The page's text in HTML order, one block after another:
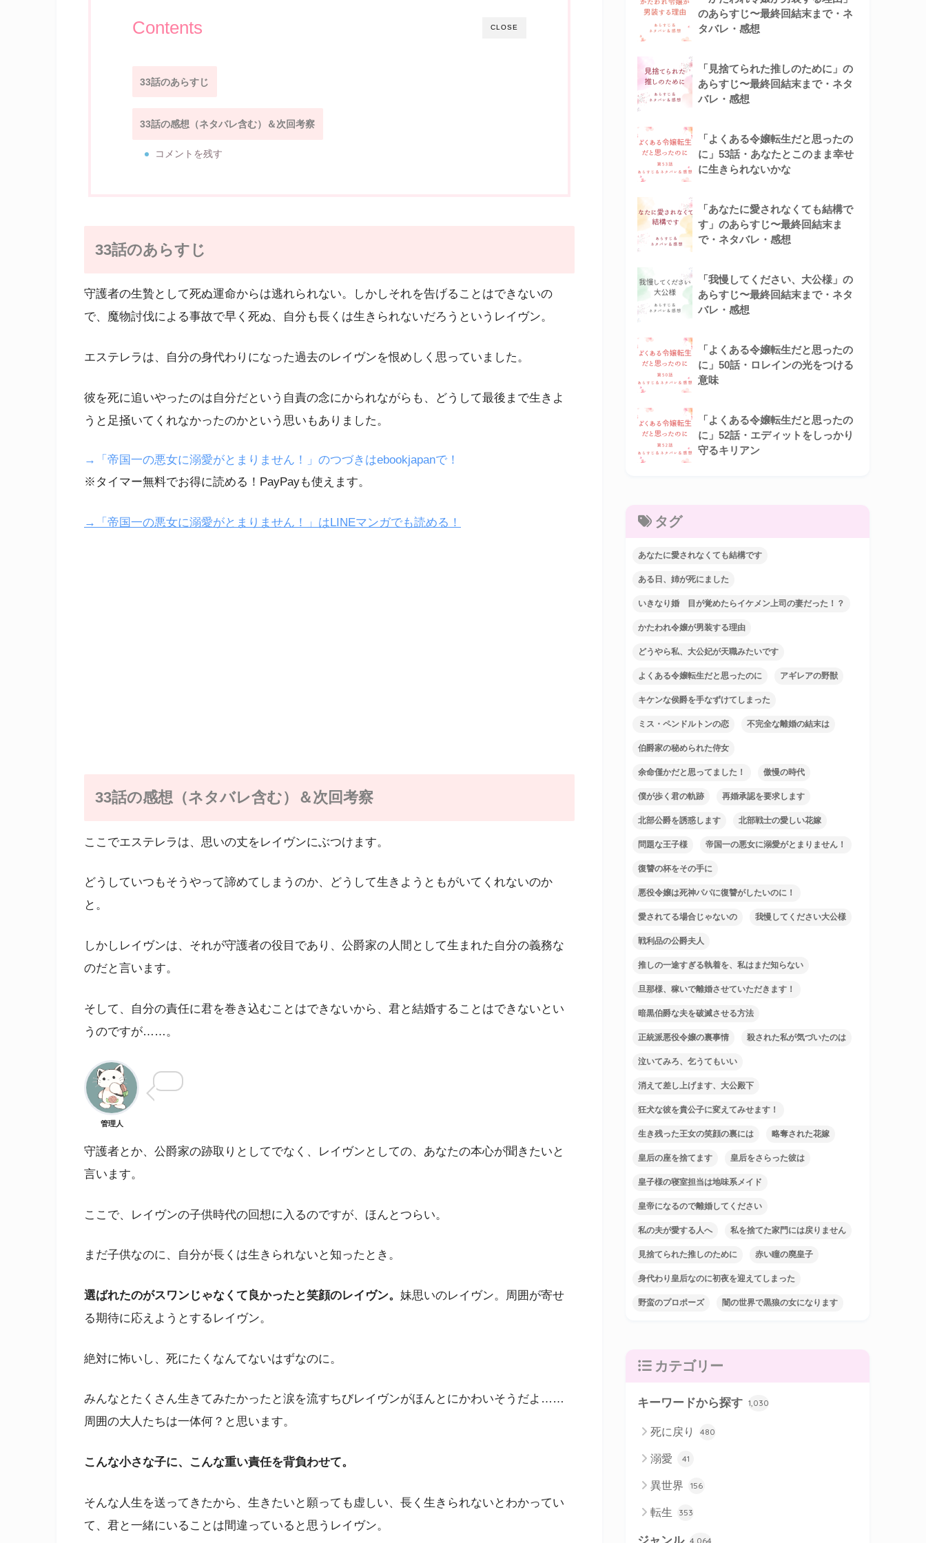
CLOSE
Contents
33話のあらすじ
33話の感想（ネタバレ含む）＆次回考察
コメントを残す
33話のあらすじ
守護者の生贄として死ぬ運命からは逃れられない。しかしそれを告げることはできないの
で、魔物討伐による事故で早く死ぬ、自分も長くは生きられないだろうというレイヴン。
エステレラは、自分の身代わりになった過去のレイヴンを恨めしく思っていました。
彼を死に追いやったのは自分だという自責の念にかられながらも、どうして最後まで生きよ
うと足掻いてくれなかったのかという思いもありました。
→「帝国一の悪女に溺愛がとまりません！」のつづきはebookjapanで！
※タイマー無料でお得に読める！PayPayも使えます。
→「帝国一の悪女に溺愛がとまりません！」はLINEマンガでも読める！
33話の感想（ネタバレ含む）＆次回考察
ここでエステレラは、思いの丈をレイヴンにぶつけます。
どうしていつもそうやって諦めてしまうのか、どうして生きようともがいてくれないのか
と。
しかしレイヴンは、それが守護者の役目であり、公爵家の人間として生まれた自分の義務な
のだと言います。
そして、自分の責任に君を巻き込むことはできないから、君と結婚することはできないとい
うのですが……。
管理人
守護者とか、公爵家の跡取りとしてでなく、レイヴンとしての、あなたの本心が聞きたいと
言います。
ここで、レイヴンの子供時代の回想に入るのですが、ほんとつらい。
まだ子供なのに、自分が長くは生きられないと知ったとき。
選ばれたのがスワンじゃなくて良かったと笑顔のレイヴン。 妹思いのレイヴン。周囲が寄せ
る期待に応えようとするレイヴン。
絶対に怖いし、死にたくなんてないはずなのに。
みんなとたくさん生きてみたかったと涙を流すちびレイヴンがほんとにかわいそうだよ……
周囲の大人たちは一体何？と思います。
こんな小さな子に、こんな重い責任を背負わせて。
そんな人生を送ってきたから、生きたいと願っても虚しい、長く生きられないとわかってい
て、君と一緒にいることは間違っていると思うレイヴン。
のあらすじ〜最終回結末まで・ネ
タバレ・感想
「見捨てられた推しのために」の
あらすじ〜最終回結末まで・ネタ
バレ・感想
「よくある令嬢転生だと思ったの
に」53話・あなたとこのまま幸せ
に生きられないかな
「あなたに愛されなくても結構で
す」のあらすじ〜最終回結末ま
で・ネタバレ・感想
「我慢してください、大公様」の
あらすじ〜最終回結末まで・ネタ
バレ・感想
「よくある令嬢転生だと思ったの
に」50話・ロレインの光をつける
意味
「よくある令嬢転生だと思ったの
に」52話・エディットをしっかり
守るキリアン
タグ
あなたに愛されなくても結構です
ある日、姉が死にました
いきなり婚 目が覚めたらイケメン上司の妻だった！？
かたわれ令嬢が男装する理由
どうやら私、大公妃が天職みたいです
よくある令嬢転生だと思ったのに アギレアの野獣
キケンな侯爵を手なずけてしまった
ミス・ペンドルトンの恋 不完全な離婚の結末は
伯爵家の秘められた侍女
余命僅かだと思ってました！ 傲慢の時代
僕が歩く君の軌跡 再婚承認を要求します
北部公爵を誘惑します 北部戦士の愛しい花嫁
問題な王子様 帝国一の悪女に溺愛がとまりません！
復讐の杯をその手に
悪役令嬢は死神パパに復讐がしたいのに！
愛されてる場合じゃないの 我慢してください大公様
戦利品の公爵夫人
推しの一途すぎる執着を、私はまだ知らない
旦那様、稼いで離婚させていただきます！
暗黒伯爵な夫を破滅させる方法
正統派悪役令嬢の裏事情 殺された私が気づいたのは
泣いてみろ、乞うてもいい
消えて差し上げます、大公殿下
狂犬な彼を貴公子に変えてみせます！
生き残った王女の笑顔の裏には 略奪された花嫁
皇后の座を捨てます 皇后をさらった彼は
皇子様の寝室担当は地味系メイド
皇帝になるので離婚してください
私の夫が愛する人へ 私を捨てた家門には戻りません
見捨てられた推しのために 赤い瞳の廃皇子
身代わり皇后なのに初夜を迎えてしまった
野蛮のプロポーズ 闇の世界で黒狼の女になります
カテゴリー
キーワードから探す 1,030
死に戻り 480
溺愛 41
異世界 156
転生 353
ジャンル 4,064